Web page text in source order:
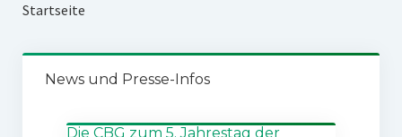
Startseite
News und Presse-Infos
Die CBG zum 5. Jahrestag der